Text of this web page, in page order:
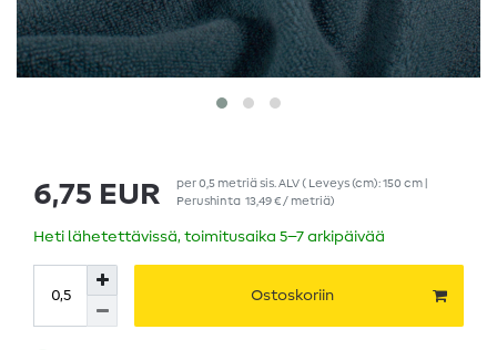
6,75 EUR per0,5 metriäsis. ALV( Leveys (cm): 150 cm |
Perushinta 13,49 € / metriä)
Heti lähetettävissä, toimitusaika 5–7 arkipäivää
Ostoskoriin